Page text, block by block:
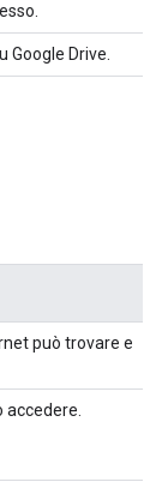
Google Drive.
può trovare e
accedere.